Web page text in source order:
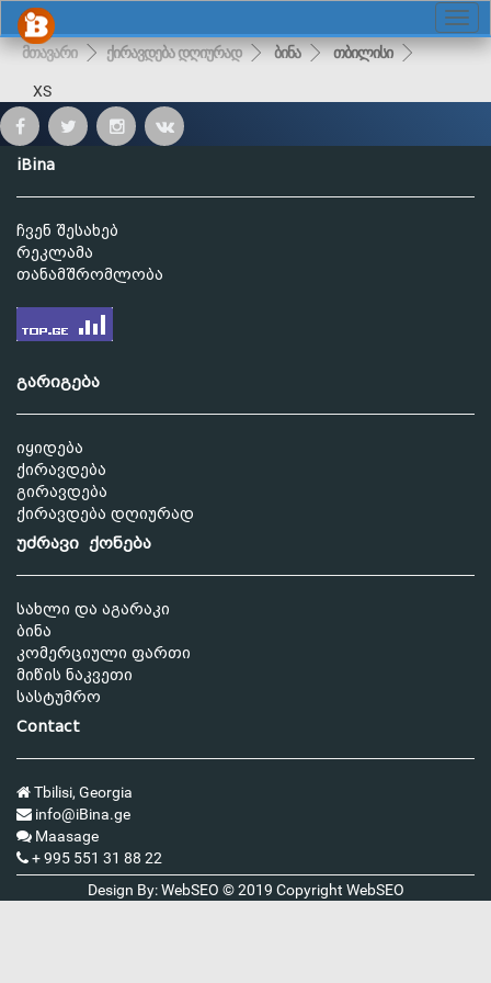
მთავარი ქირავდება დღიურად ბინა თბილისი
XS
iBina
ჩვენ შესახებ
რეკლამა
თანამშრომლობა
გარიგება
იყიდება
ქირავდება
გირავდება
ქირავდება დღიურად
უძრავი ქონება
სახლი და აგარაკი
ბინა
კომერციული ფართი
მიწის ნაკვეთი
სასტუმრო
Contact
Tbilisi, Georgia
info@iBina.ge
Maasage
+ 995 551 31 88 22
Design By: WebSEO © 2019 Copyright WebSEO